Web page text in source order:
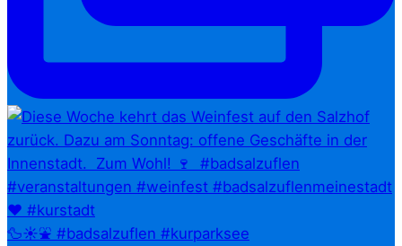
🦆☀️⛲ #badsalzuflen #kurparksee